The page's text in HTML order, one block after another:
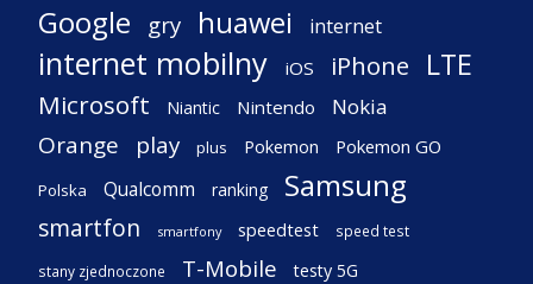
Google gry huawei internet
internet mobilny iOS iPhone LTE
Microsoft Niantic Nintendo Nokia
Orange play plus Pokemon Pokemon GO
Polska Qualcomm ranking Samsung
smartfon smartfony speedtest speed test
stany zjednoczone T-Mobile testy 5G